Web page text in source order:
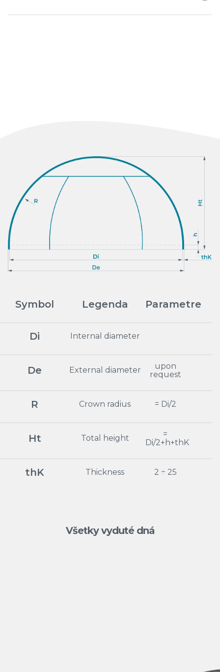
Symbol Legenda Parametre
Di Internal diameter
De External diameter
upon
request
R Crown radius = Di/2
Ht Total height
=
Di/2+h+thK
thK Thickness 2 ÷ 25
Všetky vyduté dná